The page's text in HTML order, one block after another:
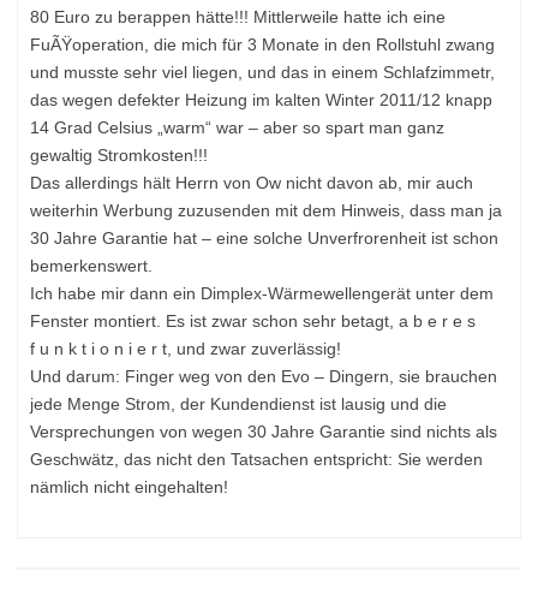
80 Euro zu berappen hätte!!! Mittlerweile hatte ich eine
FuÃŸoperation, die mich für 3 Monate in den Rollstuhl zwang
und musste sehr viel liegen, und das in einem Schlafzimmetr,
das wegen defekter Heizung im kalten Winter 2011/12 knapp
14 Grad Celsius „warm“ war – aber so spart man ganz
gewaltig Stromkosten!!!
Das allerdings hält Herrn von Ow nicht davon ab, mir auch
weiterhin Werbung zuzusenden mit dem Hinweis, dass man ja
30 Jahre Garantie hat – eine solche Unverfrorenheit ist schon
bemerkenswert.
Ich habe mir dann ein Dimplex-Wärmewellengerät unter dem
Fenster montiert. Es ist zwar schon sehr betagt, a b e r e s
f u n k t i o n i e r t, und zwar zuverlässig!
Und darum: Finger weg von den Evo – Dingern, sie brauchen
jede Menge Strom, der Kundendienst ist lausig und die
Versprechungen von wegen 30 Jahre Garantie sind nichts als
Geschwätz, das nicht den Tatsachen entspricht: Sie werden
nämlich nicht eingehalten!